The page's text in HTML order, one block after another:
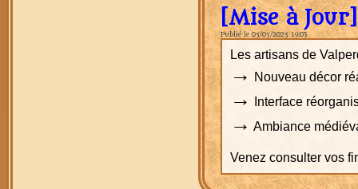
[Mise à
Publié le 05/05/2025 19:03
Les artisans de
→ Nouveau décor
→ Interface
→ Ambiance
Venez consulter vos